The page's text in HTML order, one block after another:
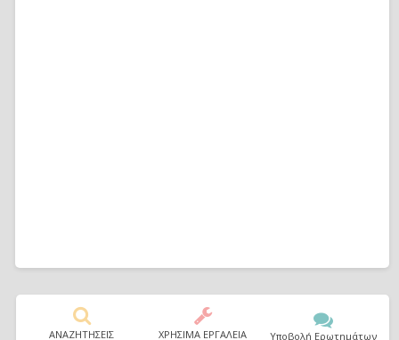
ΑΝΑΖΗΤΗΣΕΙΣ ΧΡΗΣΙΜΑ ΕΡΓΑΛΕΙΑ Υποβολή Ερωτημάτων